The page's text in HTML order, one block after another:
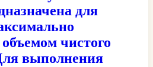
для
чистого
выполнения